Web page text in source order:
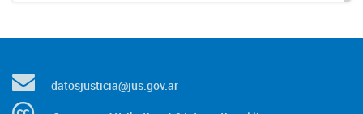
datosjusticia@jus.gov.ar